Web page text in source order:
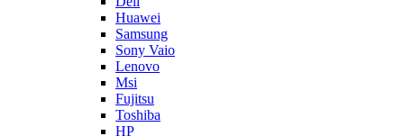
Huawei
Samsung
Sony Vaio
Lenovo
Msi
Fujitsu
Toshiba
HP